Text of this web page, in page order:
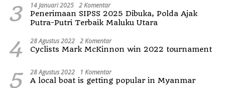
3 14 Januari 2025 2 Komentar
Penerimaan SIPSS 2025 Dibuka, Polda Ajak
Putra-Putri Terbaik Maluku Utara
4 28 Agustus 2022 2 Komentar
Cyclists Mark McKinnon win 2022 tournament
5 28 Agustus 2022 1 Komentar
A local boat is getting popular in Myanmar